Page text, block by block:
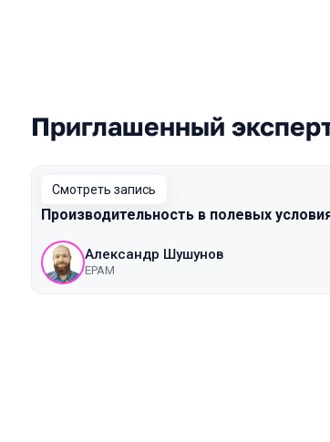
Выступления в сезоне 2021
Приглашенный
Смотреть запись
Производительность в полевых
Александр Шушунов
EPAM